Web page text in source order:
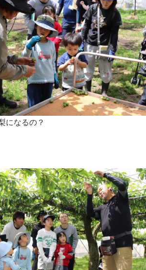
になるの？